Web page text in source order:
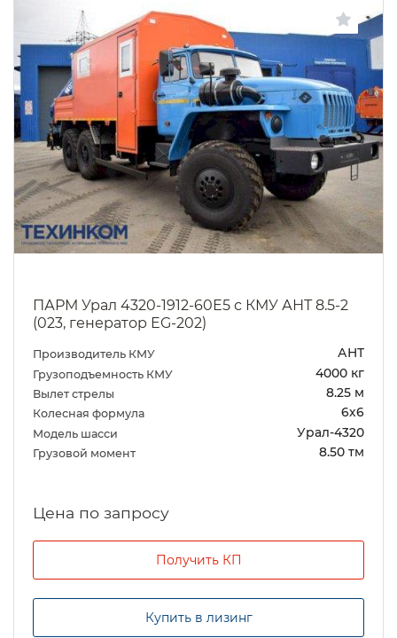
ПАРМ Урал 4320-1912-60Е5 с КМУ АНТ 8.5-2
(023, генератор EG-202)
Производитель КМУ АНТ
Грузоподъемность КМУ 4000 кг
Вылет стрелы 8.25 м
Колесная формула 6х6
Модель шасси Урал-4320
Грузовой момент 8.50 тм
Цена по запросу
Получить КП
Купить в лизинг